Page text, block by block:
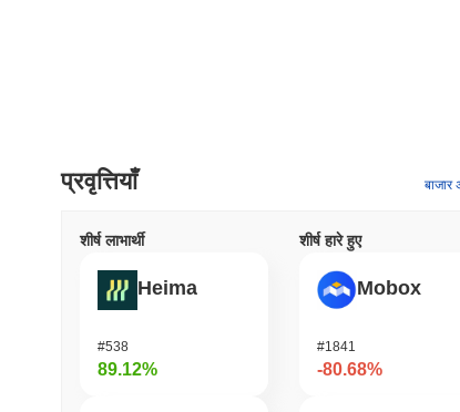
प्रवृत्तियाँ
शीर्ष लाभार्थी
Heima
#538
89.12%
शीर्ष हारे हुए
Mobox
#1841
-80.68%